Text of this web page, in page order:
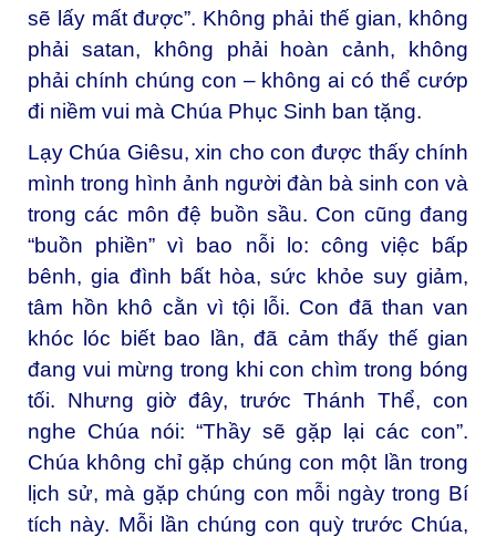
sẽ lấy mất được”. Không phải thế gian, không
phải satan, không phải hoàn cảnh, không
phải chính chúng con – không ai có thể cướp
đi niềm vui mà Chúa Phục Sinh ban tặng.
Lạy Chúa Giêsu, xin cho con được thấy chính
mình trong hình ảnh người đàn bà sinh con và
trong các môn đệ buồn sầu. Con cũng đang
“buồn phiền” vì bao nỗi lo: công việc bấp
bênh, gia đình bất hòa, sức khỏe suy giảm,
tâm hồn khô cằn vì tội lỗi. Con đã than van
khóc lóc biết bao lần, đã cảm thấy thế gian
đang vui mừng trong khi con chìm trong bóng
tối. Nhưng giờ đây, trước Thánh Thể, con
nghe Chúa nói: “Thầy sẽ gặp lại các con”.
Chúa không chỉ gặp chúng con một lần trong
lịch sử, mà gặp chúng con mỗi ngày trong Bí
tích này. Mỗi lần chúng con quỳ trước Chúa,